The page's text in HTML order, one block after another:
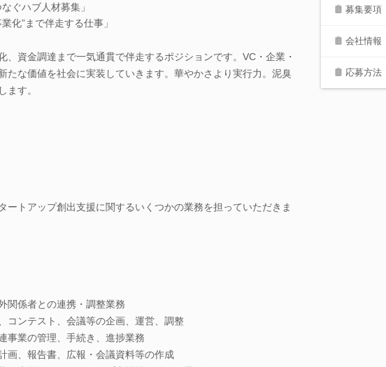
ぐハブ人材募集」
化”まで伴走する仕事」
、資金調達まで一気通貫で伴走するポジションです。VC・企業・
たな価値を社会に実装していきます。華やかさより実行力。泥臭
ます。
ートアップ創出支援に関するいくつかの業務を担っていただきま
関係者との連携・調整業務
コンテスト、会議等の企画、運営、調整
事業の管理、手続き、進捗業務
画、報告書、広報・会議資料等の作成
募集要項
会社情報
応募方法